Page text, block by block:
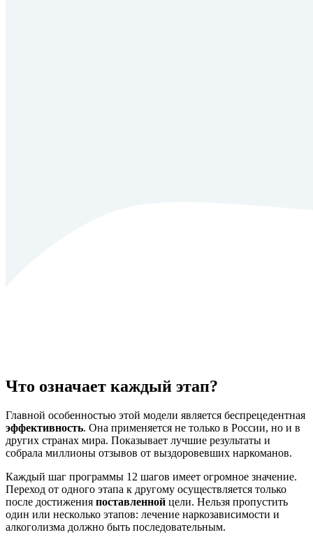
Что означает каждый этап?
Главной особенностью этой модели является беспрецедентная
эффективность. Она применяется не только в России, но и в
других странах мира. Показывает лучшие результаты и
собрала миллионы отзывов от выздоровевших наркоманов.
Каждый шаг программы 12 шагов имеет огромное значение.
Переход от одного этапа к другому осуществляется только
после достижения поставленной цели. Нельзя пропустить
один или несколько этапов: лечение наркозависимости и
алкоголизма должно быть последовательным.